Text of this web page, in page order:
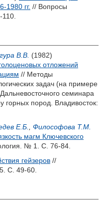
1980 гг. // Вопросы
В.В. (1982)
отложений
// Методы
задач (на примере
семинара
горных пород. Владивосток:
Е.Б.
Философова Т.М.
магм Ключевского
№ 1. С. 76-84.
гейзеров //
С. 49-60.